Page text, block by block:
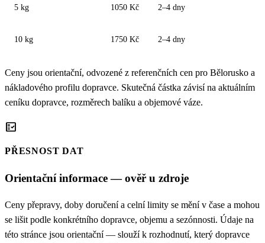
5 kg 1050 Kč 2–4 dny
10 kg 1750 Kč 2–4 dny
Ceny jsou orientační, odvozené z referenčních cen pro Bělorusko a
nákladového profilu dopravce. Skutečná částka závisí na aktuálním
ceníku dopravce, rozměrech balíku a objemové váze.
fact_check
PŘESNOST DAT
Orientační informace — ověř u zdroje
Ceny přepravy, doby doručení a celní limity se mění v čase a mohou
se lišit podle konkrétního dopravce, objemu a sezónnosti. Údaje na
této stránce jsou orientační — slouží k rozhodnutí, který dopravce